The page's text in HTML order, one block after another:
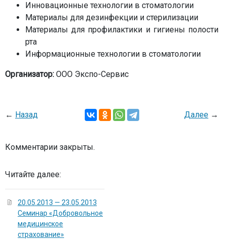
Инновационные технологии в стоматологии
Материалы для дезинфекции и стерилизации
Материалы для профилактики и гигиены полости
рта
Информационные технологии в стоматологии
Организатор: ООО Экспо-Сервис
← Назад Далее →
Комментарии закрыты.
Читайте далее:
20.05.2013 — 23.05.2013
Семинар «Добровольное
медицинское
страхование»